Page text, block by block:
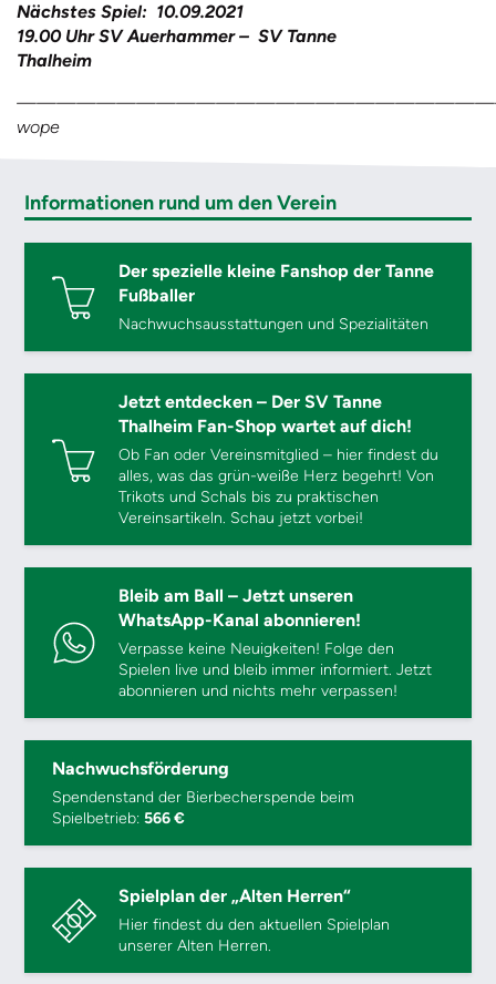
Nächstes Spiel: 10.09.2021
19.00 Uhr SV Auerhammer – SV Tanne
Thalheim
wope
Informationen rund um den Verein
Der spezielle kleine Fanshop der Tanne
Fußballer
Nachwuchsausstattungen und Spezialitäten
Jetzt entdecken – Der SV Tanne
Thalheim Fan-Shop wartet auf dich!
Ob Fan oder Vereinsmitglied – hier findest du
alles, was das grün-weiße Herz begehrt! Von
Trikots und Schals bis zu praktischen
Vereinsartikeln. Schau jetzt vorbei!
Bleib am Ball – Jetzt unseren
WhatsApp-Kanal abonnieren!
Verpasse keine Neuigkeiten! Folge den
Spielen live und bleib immer informiert. Jetzt
abonnieren und nichts mehr verpassen!
Nachwuchsförderung
Spendenstand der Bierbecherspende beim
Spielbetrieb:566 €
Spielplan der „Alten Herren“
Hier findest du den aktuellen Spielplan
unserer Alten Herren.